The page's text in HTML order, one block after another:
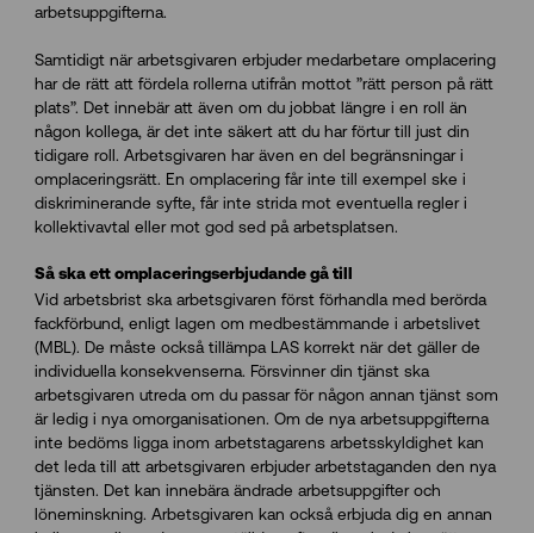
arbetsuppgifterna.
Samtidigt när arbetsgivaren erbjuder medarbetare omplacering
har de rätt att fördela rollerna utifrån mottot ”rätt person på rätt
plats”. Det innebär att även om du jobbat längre i en roll än
någon kollega, är det inte säkert att du har förtur till just din
tidigare roll. Arbetsgivaren har även en del begränsningar i
omplaceringsrätt. En omplacering får inte till exempel ske i
diskriminerande syfte, får inte strida mot eventuella regler i
kollektivavtal eller mot god sed på arbetsplatsen.
Så ska ett omplaceringserbjudande gå till
Vid arbetsbrist ska arbetsgivaren först förhandla med berörda
fackförbund, enligt lagen om medbestämmande i arbetslivet
(MBL). De måste också tillämpa LAS korrekt när det gäller de
individuella konsekvenserna. Försvinner din tjänst ska
arbetsgivaren utreda om du passar för någon annan tjänst som
är ledig i nya omorganisationen. Om de nya arbetsuppgifterna
inte bedöms ligga inom arbetstagarens arbetsskyldighet kan
det leda till att arbetsgivaren erbjuder arbetstaganden den nya
tjänsten. Det kan innebära ändrade arbetsuppgifter och
löneminskning. Arbetsgivaren kan också erbjuda dig en annan